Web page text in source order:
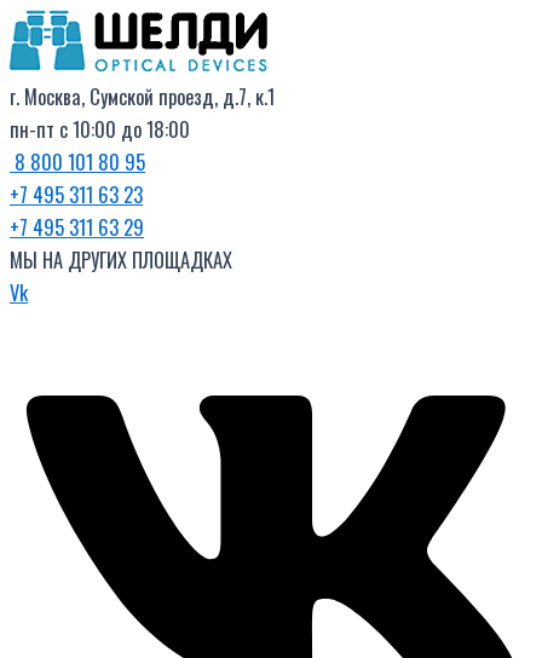
Перейти
к
содержимому
г. Москва, Сумской проезд, д.7, к.1
пн-пт с 10:00 до 18:00
8 800 101 80 95
+7 495 311 63 23
+7 495 311 63 29
МЫ НА ДРУГИХ ПЛОЩАДКАХ
Vk
Поиск
товаров